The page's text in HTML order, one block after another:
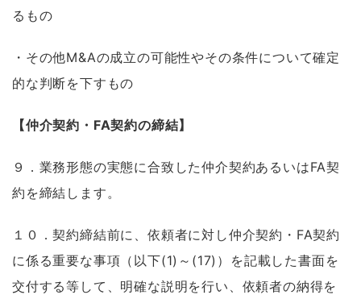
るもの
・その他M&Aの成立の可能性やその条件について確定
的な判断を下すもの
【仲介契約・FA契約の締結】
９．業務形態の実態に合致した仲介契約あるいはFA契
約を締結します。
１０．契約締結前に、依頼者に対し仲介契約・FA契約
に係る重要な事項（以下(1)～(17)）を記載した書面を
交付する等して、明確な説明を行い、依頼者の納得を